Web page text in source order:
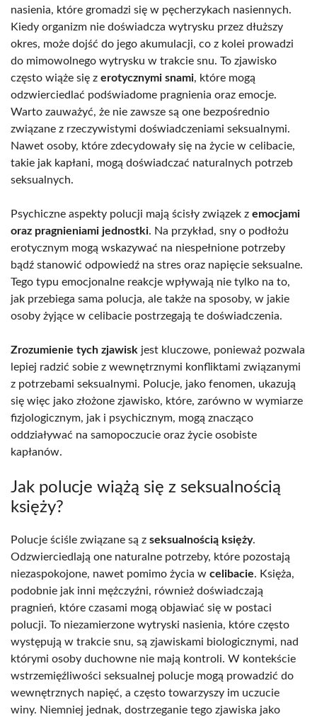
nasienia, które gromadzi się w pęcherzykach nasiennych.
Kiedy organizm nie doświadcza wytrysku przez dłuższy
okres, może dojść do jego akumulacji, co z kolei prowadzi
do mimowolnego wytrysku w trakcie snu. To zjawisko
często wiąże się z erotycznymi snami, które mogą
odzwierciedlać podświadome pragnienia oraz emocje.
Warto zauważyć, że nie zawsze są one bezpośrednio
związane z rzeczywistymi doświadczeniami seksualnymi.
Nawet osoby, które zdecydowały się na życie w celibacie,
takie jak kapłani, mogą doświadczać naturalnych potrzeb
seksualnych.
Psychiczne aspekty polucji mają ścisły związek z emocjami
oraz pragnieniami jednostki. Na przykład, sny o podłożu
erotycznym mogą wskazywać na niespełnione potrzeby
bądź stanowić odpowiedź na stres oraz napięcie seksualne.
Tego typu emocjonalne reakcje wpływają nie tylko na to,
jak przebiega sama polucja, ale także na sposoby, w jakie
osoby żyjące w celibacie postrzegają te doświadczenia.
Zrozumienie tych zjawisk jest kluczowe, ponieważ pozwala
lepiej radzić sobie z wewnętrznymi konfliktami związanymi
z potrzebami seksualnymi. Polucje, jako fenomen, ukazują
się więc jako złożone zjawisko, które, zarówno w wymiarze
fizjologicznym, jak i psychicznym, mogą znacząco
oddziaływać na samopoczucie oraz życie osobiste
kapłanów.
Jak polucje wiążą się z seksualnością
księży?
Polucje ściśle związane są z seksualnością księży.
Odzwierciedlają one naturalne potrzeby, które pozostają
niezaspokojone, nawet pomimo życia w celibacie. Księża,
podobnie jak inni mężczyźni, również doświadczają
pragnień, które czasami mogą objawiać się w postaci
polucji. To niezamierzone wytryski nasienia, które często
występują w trakcie snu, są zjawiskami biologicznymi, nad
którymi osoby duchowne nie mają kontroli. W kontekście
wstrzemięźliwości seksualnej polucje mogą prowadzić do
wewnętrznych napięć, a często towarzyszy im uczucie
winy. Niemniej jednak, dostrzeganie tego zjawiska jako